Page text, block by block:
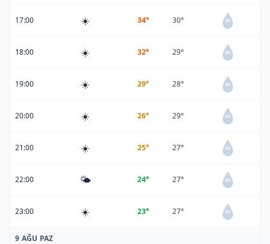
17:00 ☀️ 34° 30° 0%
18:00 ☀️ 32° 29° 0%
19:00 ☀️ 29° 28° 0%
20:00 ☀️ 26° 29° 0%
21:00 ☀️ 25° 27° 0%
22:00 🌤️ 24° 27° 0%
23:00 ☀️ 23° 27° 0%
9 AĞU PAZ